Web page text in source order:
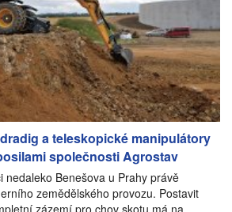
a teleskopické manipulátory
společnosti Agrostav
nedaleko Benešova u Prahy právě
zemědělského provozu. Postavit
zázemí pro chov skotu má na